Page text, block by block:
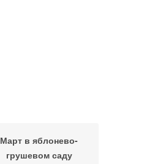
Март в яблонево-
грушевом саду